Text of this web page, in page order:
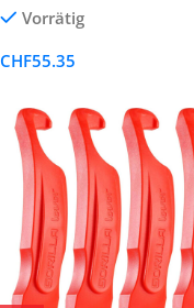
Motorrad, E-Bike & Auto
Vorrätig
CHF55.35